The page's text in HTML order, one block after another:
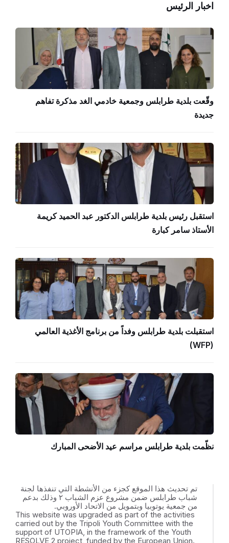
اخبار الرئيس
وقّعت بلدية طرابلس وجمعية خادمي الغد مذكرة تفاهم
جديدة
استقبل رئيس بلدية طرابلس الدكتور عبد الحميد كريمة
الأستاذ سامر كبارة
استقبلت بلدية طرابلس وفداً من برنامج الأغذية العالمي
(WFP)
نظّمت بلدية طرابلس مراسم عيد الأضحى المبارك
تم تحديث هذا الموقع كجزء من الأنشطة التي تنفذها لجنة
شباب طرابلس ضمن مشروع عزم الشباب ٢ وذلك بدعم
من جمعية يوتوبيا وبتمويل من الاتحاد الأوروبي.
This website was upgraded as part of the activities
carried out by the Tripoli Youth Committee with the
support of UTOPIA, in the framework of the Youth
RESOLVE 2 project, funded by the European Union.